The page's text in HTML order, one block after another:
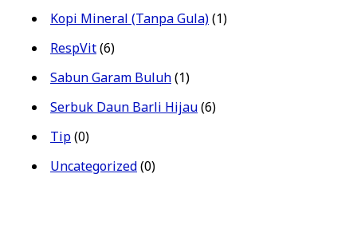
Kopi Mineral (Tanpa Gula)(1)
RespVit(6)
Sabun Garam Buluh(1)
Serbuk Daun Barli Hijau(6)
Tip(0)
Uncategorized(0)